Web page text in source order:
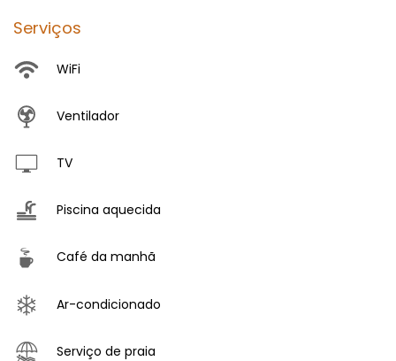
Serviços
WiFi
Ventilador
TV
Piscina aquecida
Café da manhã
Ar-condicionado
Serviço de praia